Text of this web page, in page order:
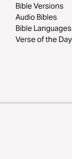
Bible Versions
Audio Bibles
Bible Languages
Verse of the Day